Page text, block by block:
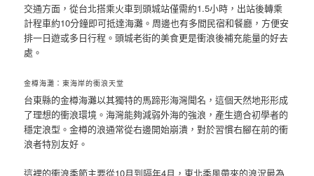
交通方面，從台北搭乘火車到頭城站僅需約1.5小時，出站後轉乘
計程車約10分鐘即可抵達海灘。周邊也有多間民宿和餐廳，方便安
排一日遊或多日行程。頭城老街的美食更是衝浪後補充能量的好去
處。
金樽海灘：東海岸的衝浪天堂
台東縣的金樽海灘以其獨特的馬蹄形海灣聞名，這個天然地形形成
了理想的衝浪環境。海灣能夠減弱外海的強浪，產生適合初學者的
穩定浪型。金樽的浪通常從右邊開始崩潰，對於習慣右腳在前的衝
浪者特別友好。
這裡的衝浪季節主要從10月到隔年4月，東北季風帶來的浪況最為